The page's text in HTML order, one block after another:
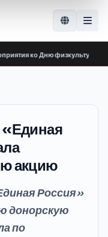
ко Дню физкультурника
акцию
Россия»
донорскую
по